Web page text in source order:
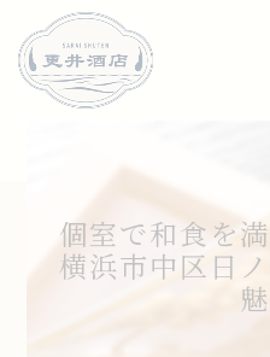
個室で和食を
横浜市中区日